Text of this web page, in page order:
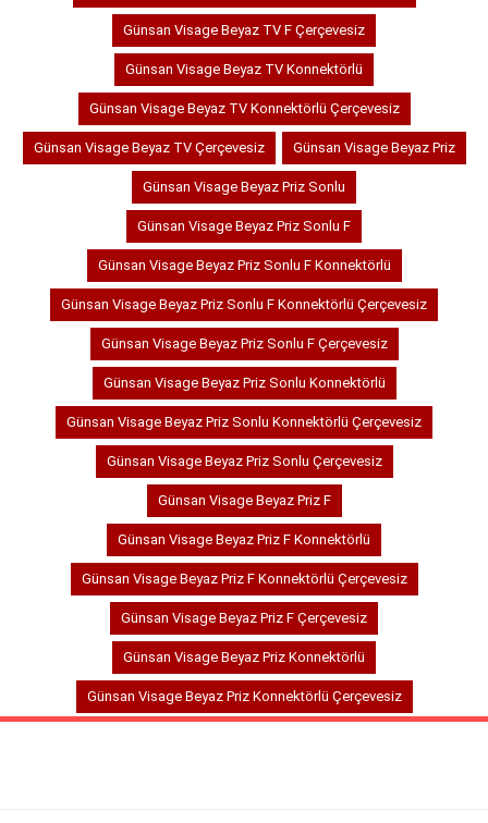
Günsan Visage Beyaz TV F Çerçevesiz
Günsan Visage Beyaz TV Konnektörlü
Günsan Visage Beyaz TV Konnektörlü Çerçevesiz
Günsan Visage Beyaz TV Çerçevesiz Günsan Visage Beyaz Priz
Günsan Visage Beyaz Priz Sonlu
Günsan Visage Beyaz Priz Sonlu F
Günsan Visage Beyaz Priz Sonlu F Konnektörlü
Günsan Visage Beyaz Priz Sonlu F Konnektörlü Çerçevesiz
Günsan Visage Beyaz Priz Sonlu F Çerçevesiz
Günsan Visage Beyaz Priz Sonlu Konnektörlü
Günsan Visage Beyaz Priz Sonlu Konnektörlü Çerçevesiz
Günsan Visage Beyaz Priz Sonlu Çerçevesiz
Günsan Visage Beyaz Priz F
Günsan Visage Beyaz Priz F Konnektörlü
Günsan Visage Beyaz Priz F Konnektörlü Çerçevesiz
Günsan Visage Beyaz Priz F Çerçevesiz
Günsan Visage Beyaz Priz Konnektörlü
Günsan Visage Beyaz Priz Konnektörlü Çerçevesiz